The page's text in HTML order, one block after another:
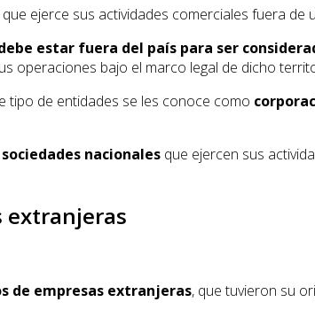
ejerce sus actividades comerciales fuera
estar fuera del país para ser
operaciones bajo el marco legal de dicho
tipo de entidades se les conoce como
sociedades nacionales que ejercen sus
extranjeras
de empresas extranjeras, que tuvieron su